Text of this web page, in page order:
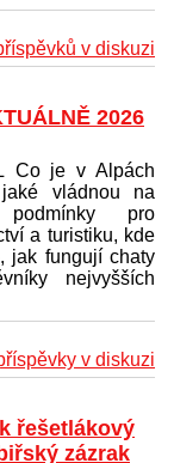
v diskuzi
2026
Co je v Alpách
vládnou na
podmínky pro
a turistiku, kde
jak fungují chaty
nejvyšších
v diskuzi
řešetlákový
zázrak